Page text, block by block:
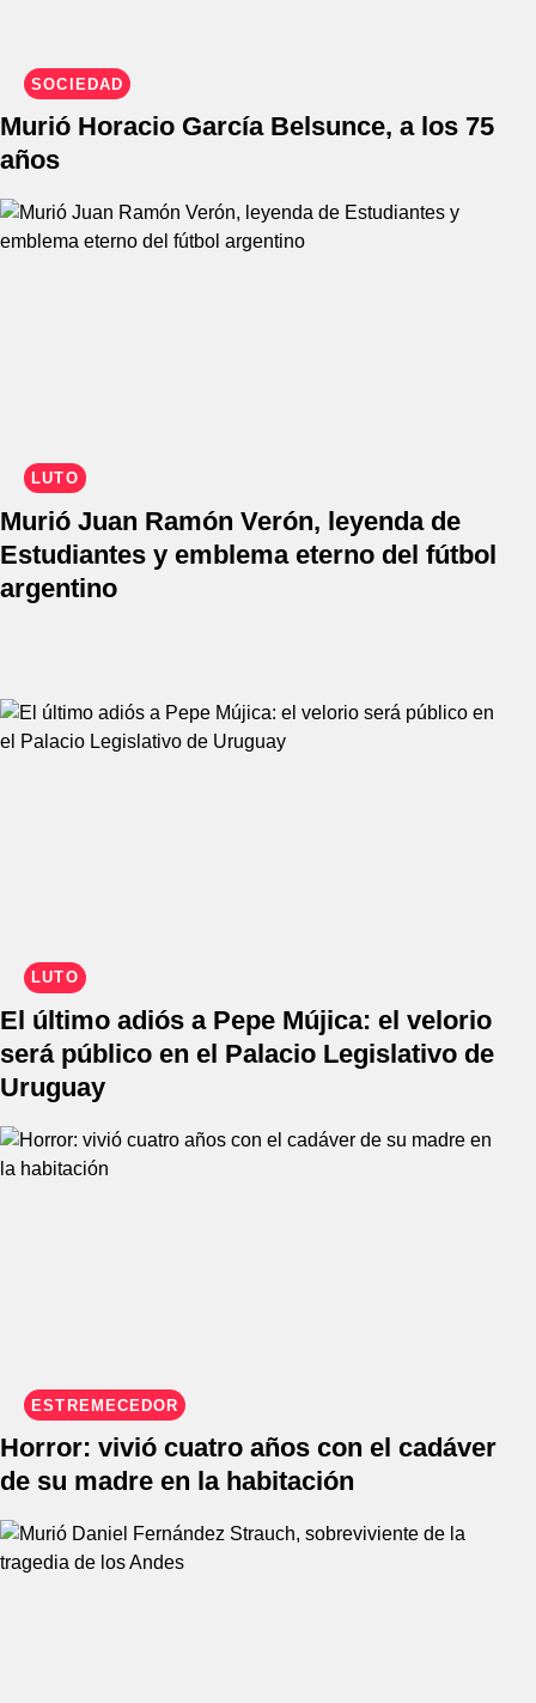
SOCIEDAD
Murió Horacio García Belsunce, a los 75
años
LUTO
Murió Juan Ramón Verón, leyenda de
Estudiantes y emblema eterno del fútbol
argentino
LUTO
El último adiós a Pepe Mújica: el velorio
será público en el Palacio Legislativo de
Uruguay
ESTREMECEDOR
Horror: vivió cuatro años con el cadáver
de su madre en la habitación